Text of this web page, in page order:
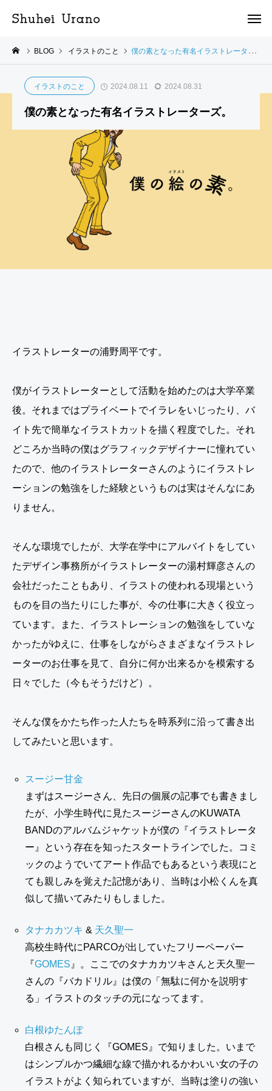
BLOG イラストのこと 僕の素となった有名イラストレーターズ。
イラストのこと 2024.08.11 2024.08.31
僕の素となった有名イラストレーターズ。
イラストレーターの浦野周平です。
僕がイラストレーターとして活動を始めたのは大学卒業
後。それまではプライベートでイラレをいじったり、バ
イト先で簡単なイラストカットを描く程度でした。それ
どころか当時の僕はグラフィックデザイナーに憧れてい
たので、他のイラストレーターさんのようにイラストレ
ーションの勉強をした経験というものは実はそんなにあ
りません。
そんな環境でしたが、大学在学中にアルバイトをしてい
たデザイン事務所がイラストレーターの湯村輝彦さんの
会社だったこともあり、イラストの使われる現場という
ものを目の当たりにした事が、今の仕事に大きく役立っ
ています。また、イラストレーションの勉強をしていな
かったがゆえに、仕事をしながらさまざまなイラストレ
ーターのお仕事を見て、自分に何か出来るかを模索する
日々でした（今もそうだけど）。
そんな僕をかたち作った人たちを時系列に沿って書き出
してみたいと思います。
スージー甘金
まずはスージーさん、先日の個展の記事でも書きまし
たが、小学生時代に見たスージーさんのKUWATA
BANDのアルバムジャケットが僕の『イラストレータ
ー』という存在を知ったスタートラインでした。コミ
ックのようでいてアート作品でもあるという表現にと
ても親しみを覚えた記憶があり、当時は小松くんを真
似して描いてみたりもしました。
タナカカツキ & 天久聖一
高校生時代にPARCOが出していたフリーペーパー
『GOMES 』。ここでのタナカカツキさんと天久聖一
さんの『バカドリル』は僕の「無駄に何かを説明す
る」イラストのタッチの元になってます。
白根ゆたんぽ
白根さんも同じく『GOMES』で知りました。いまで
はシンプルかつ繊細な線で描かれるかわいい女の子の
イラストがよく知られていますが、当時は塗りの強い